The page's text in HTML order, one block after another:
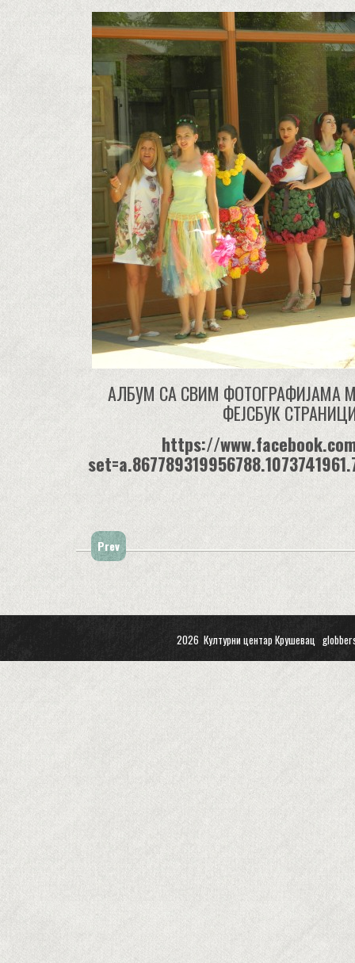
АЛБУМ СА СВИМ ФОТОГРАФИЈАМА
ФЕЈСБУК
https://
Prev
2026 Културни центар Крушевац